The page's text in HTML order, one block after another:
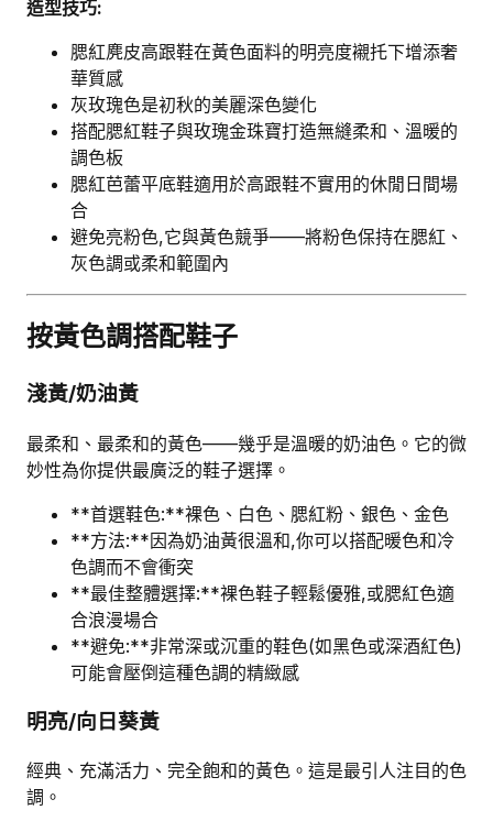
造型技巧:
腮紅麂皮高跟鞋在黃色面料的明亮度襯托下增添奢
華質感
灰玫瑰色是初秋的美麗深色變化
搭配腮紅鞋子與玫瑰金珠寶打造無縫柔和、溫暖的
調色板
腮紅芭蕾平底鞋適用於高跟鞋不實用的休閒日間場
合
避免亮粉色,它與黃色競爭——將粉色保持在腮紅、
灰色調或柔和範圍內
按黃色調搭配鞋子
淺黃/奶油黃
最柔和、最柔和的黃色——幾乎是溫暖的奶油色。它的微
妙性為你提供最廣泛的鞋子選擇。
**首選鞋色:**裸色、白色、腮紅粉、銀色、金色
**方法:**因為奶油黃很溫和,你可以搭配暖色和冷
色調而不會衝突
**最佳整體選擇:**裸色鞋子輕鬆優雅,或腮紅色適
合浪漫場合
**避免:**非常深或沉重的鞋色(如黑色或深酒紅色)
可能會壓倒這種色調的精緻感
明亮/向日葵黃
經典、充滿活力、完全飽和的黃色。這是最引人注目的色
調。